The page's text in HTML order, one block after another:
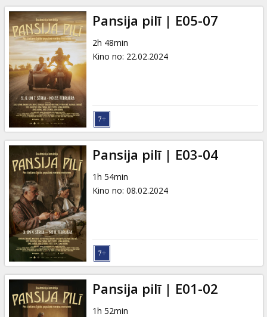
Pansija pilī | E05-07
2h 48min
Kino no: 22.02.2024
Pansija pilī | E03-04
1h 54min
Kino no: 08.02.2024
Pansija pilī | E01-02
1h 52min